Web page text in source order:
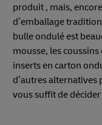
produit , mais,
d’emballage
bulle ondulé est
mousse, les
inserts en carton
d’autres
vous suffit de